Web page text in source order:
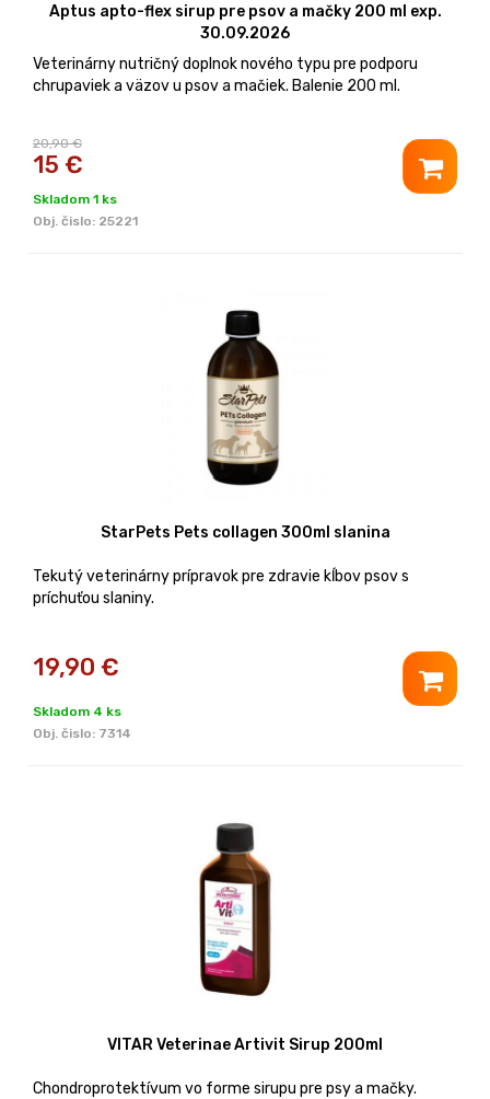
Aptus apto-flex sirup pre psov a mačky 200 ml exp.
30.09.2026
Veterinárny nutričný doplnok nového typu pre podporu
chrupaviek a väzov u psov a mačiek. Balenie 200 ml.
20,90 €
15 €
Skladom 1 ks
Obj. čislo: 25221
StarPets Pets collagen 300ml slanina
Tekutý veterinárny prípravok pre zdravie kĺbov psov s
príchuťou slaniny.
19,90 €
Skladom 4 ks
Obj. čislo: 7314
VITAR Veterinae Artivit Sirup 200ml
Chondroprotektívum vo forme sirupu pre psy a mačky.